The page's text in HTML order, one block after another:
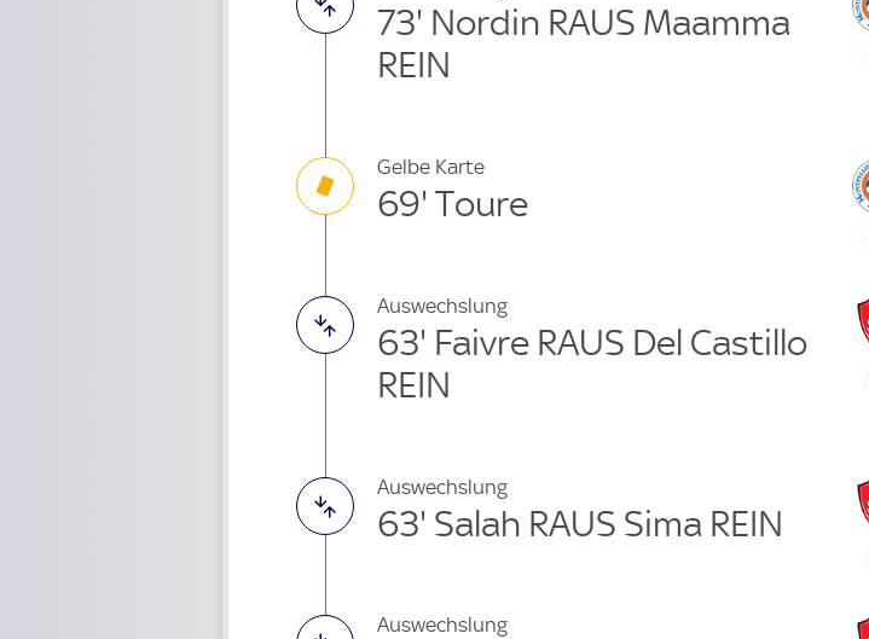
73' Nordin RAUS Maamma
REIN
Gelbe Karte
69' Toure
Auswechslung
63' Faivre RAUS Del Castillo
REIN
Auswechslung
63' Salah RAUS Sima REIN
Auswechslung